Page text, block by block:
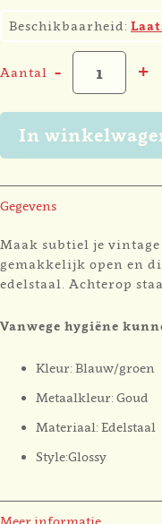
Beschikbaarheid:
Aantal - +
In
Gegevens
Maak subtiel je
gemakkelijk open en
edelstaal. Achterop
Vanwege hygiëne
Kleur: Blauw/groen
Metaalkleur: Goud
Materiaal: Edelstaal
Style:Glossy
Meer informatie